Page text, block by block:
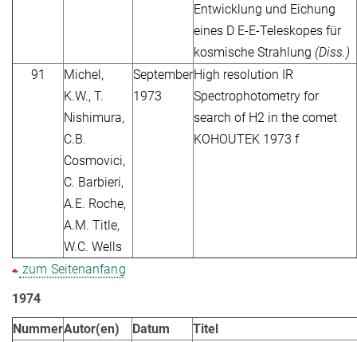
Entwicklung und Eichung
eines D E-E-Teleskopes für
kosmische Strahlung (Diss.)
91
Michel,
K.W., T.
Nishimura,
C.B.
Cosmovici,
C. Barbieri,
A.E. Roche,
A.M. Title,
W.C. Wells
September
1973
High resolution IR
Spectrophotometry for
search of H2 in the comet
KOHOUTEK 1973 f
zum Seitenanfang
1974
NummerAutor(en) Datum
Titel